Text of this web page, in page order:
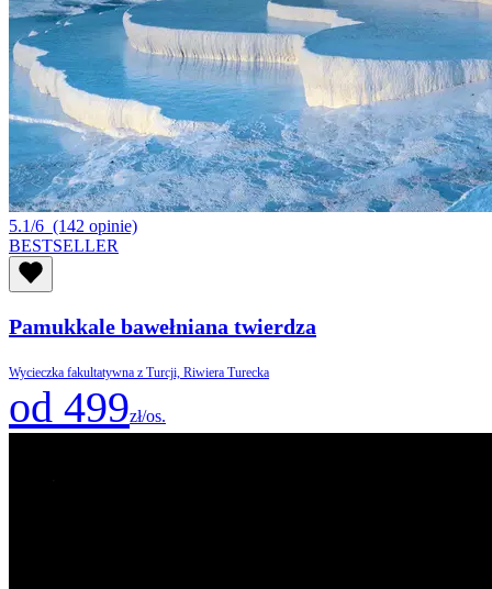
5.1/6 (142 opinie)
BESTSELLER
Pamukkale bawełniana twierdza
Wycieczka fakultatywna z Turcji, Riwiera Turecka
od 499zł/os.